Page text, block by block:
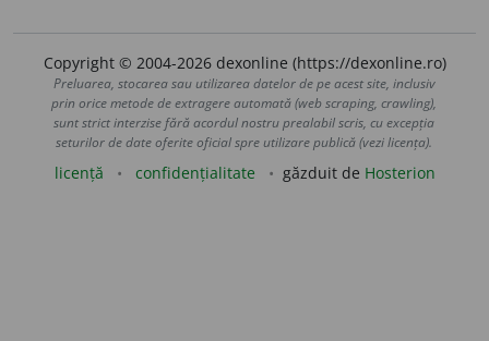
Copyright © 2004-2026 dexonline (https://dexonline.ro)
Preluarea, stocarea sau utilizarea datelor de pe acest site, inclusiv
prin orice metode de extragere automată (web scraping, crawling),
sunt strict interzise fără acordul nostru prealabil scris, cu excepția
seturilor de date oferite oficial spre utilizare publică (vezi licența).
licență confidențialitate găzduit de Hosterion